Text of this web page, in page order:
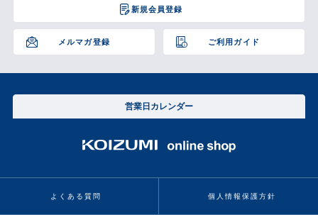
新規会員登録
メルマガ登録 ご利用ガイド
へ
営業日カレンダー
よくある質問 個人情報保護方針